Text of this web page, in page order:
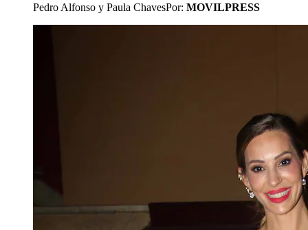
Pedro Alfonso y Paula ChavesPor: MOVILPRESS